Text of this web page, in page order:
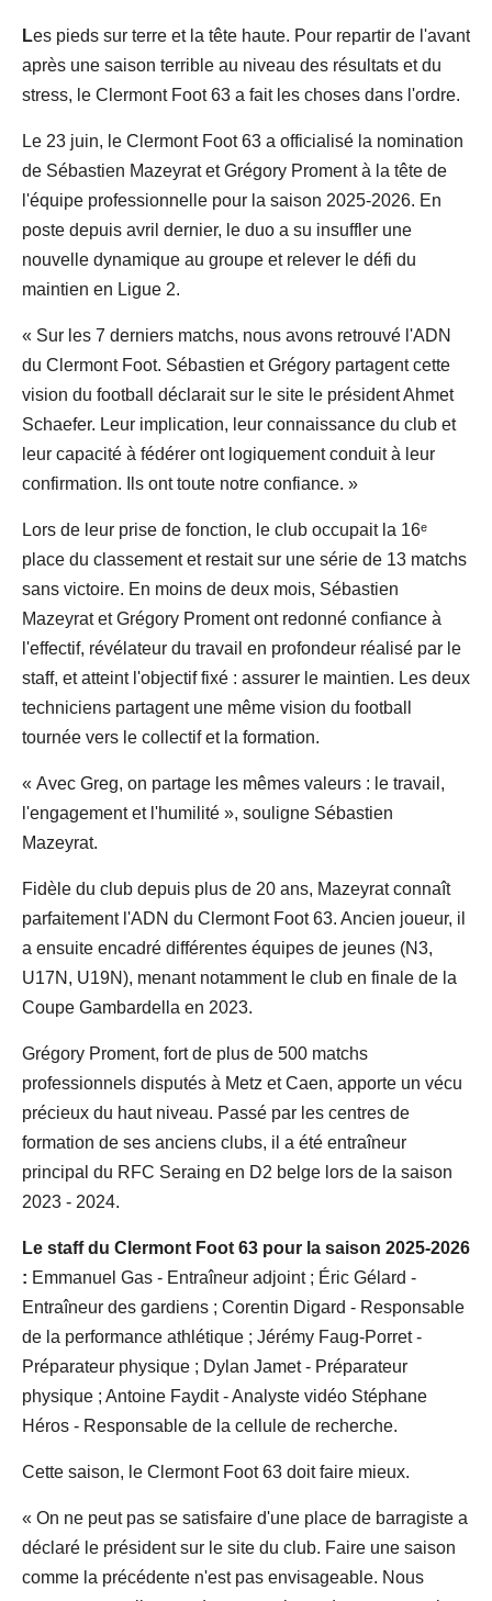
Les pieds sur terre et la tête haute. Pour repartir de l'avant
après une saison terrible au niveau des résultats et du
stress, le Clermont Foot 63 a fait les choses dans l'ordre.
Le 23 juin, le Clermont Foot 63 a officialisé la nomination
de Sébastien Mazeyrat et Grégory Proment à la tête de
l'équipe professionnelle pour la saison 2025-2026. En
poste depuis avril dernier, le duo a su insuffler une
nouvelle dynamique au groupe et relever le défi du
maintien en Ligue 2.
« Sur les 7 derniers matchs, nous avons retrouvé l'ADN
du Clermont Foot. Sébastien et Grégory partagent cette
vision du football déclarait sur le site le président Ahmet
Schaefer. Leur implication, leur connaissance du club et
leur capacité à fédérer ont logiquement conduit à leur
confirmation. Ils ont toute notre confiance. »
Lors de leur prise de fonction, le club occupait la 16ᵉ
place du classement et restait sur une série de 13 matchs
sans victoire. En moins de deux mois, Sébastien
Mazeyrat et Grégory Proment ont redonné confiance à
l'effectif, révélateur du travail en profondeur réalisé par le
staff, et atteint l'objectif fixé : assurer le maintien. Les deux
techniciens partagent une même vision du football
tournée vers le collectif et la formation.
« Avec Greg, on partage les mêmes valeurs : le travail,
l'engagement et l'humilité », souligne Sébastien
Mazeyrat.
Fidèle du club depuis plus de 20 ans, Mazeyrat connaît
parfaitement l'ADN du Clermont Foot 63. Ancien joueur, il
a ensuite encadré différentes équipes de jeunes (N3,
U17N, U19N), menant notamment le club en finale de la
Coupe Gambardella en 2023.
Grégory Proment, fort de plus de 500 matchs
professionnels disputés à Metz et Caen, apporte un vécu
précieux du haut niveau. Passé par les centres de
formation de ses anciens clubs, il a été entraîneur
principal du RFC Seraing en D2 belge lors de la saison
2023 - 2024.
Le staff du Clermont Foot 63 pour la saison 2025-2026
: Emmanuel Gas - Entraîneur adjoint ; Éric Gélard -
Entraîneur des gardiens ; Corentin Digard - Responsable
de la performance athlétique ; Jérémy Faug-Porret -
Préparateur physique ; Dylan Jamet - Préparateur
physique ; Antoine Faydit - Analyste vidéo Stéphane
Héros - Responsable de la cellule de recherche.
Cette saison, le Clermont Foot 63 doit faire mieux.
« On ne peut pas se satisfaire d'une place de barragiste a
déclaré le président sur le site du club. Faire une saison
comme la précédente n'est pas envisageable. Nous